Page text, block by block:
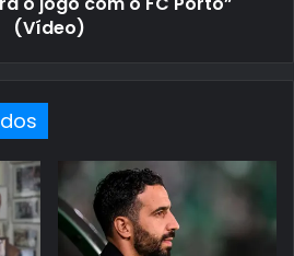
(Vídeo)